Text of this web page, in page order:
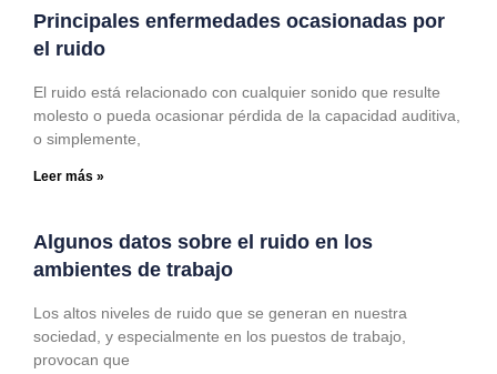
Principales enfermedades ocasionadas por
el ruido
El ruido está relacionado con cualquier sonido que resulte
molesto o pueda ocasionar pérdida de la capacidad auditiva,
o simplemente,
Leer más »
Algunos datos sobre el ruido en los
ambientes de trabajo
Los altos niveles de ruido que se generan en nuestra
sociedad, y especialmente en los puestos de trabajo,
provocan que